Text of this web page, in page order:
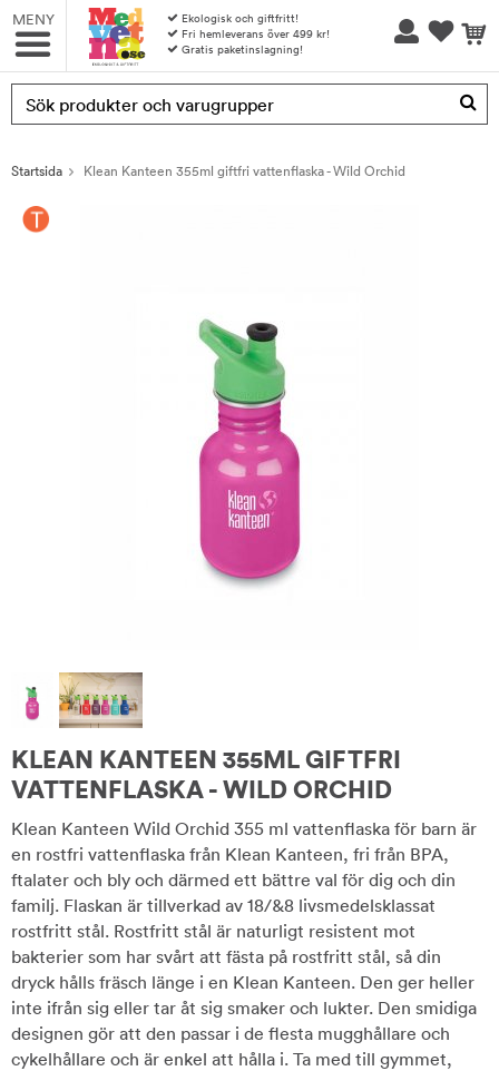
MENY
Ekologisk och giftfritt!
Fri hemleverans över 499 kr!
Gratis paketinslagning!
Produkten har blivit tillagd i varukorgen
Startsida Klean Kanteen 355ml giftfri vattenflaska - Wild Orchid
KLEAN KANTEEN 355ML GIFTFRI
VATTENFLASKA - WILD ORCHID
Klean Kanteen Wild Orchid 355 ml vattenflaska för barn är
en rostfri vattenflaska från Klean Kanteen, fri från BPA,
ftalater och bly och därmed ett bättre val för dig och din
familj. Flaskan är tillverkad av 18/&8 livsmedelsklassat
rostfritt stål. Rostfritt stål är naturligt resistent mot
bakterier som har svårt att fästa på rostfritt stål, så din
dryck hålls fräsch länge i en Klean Kanteen. Den ger heller
inte ifrån sig eller tar åt sig smaker och lukter. Den smidiga
designen gör att den passar i de flesta mugghållare och
cykelhållare och är enkel att hålla i. Ta med till gymmet,